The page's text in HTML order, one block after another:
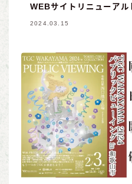
WEBサイトリニューアル
2024.03.15